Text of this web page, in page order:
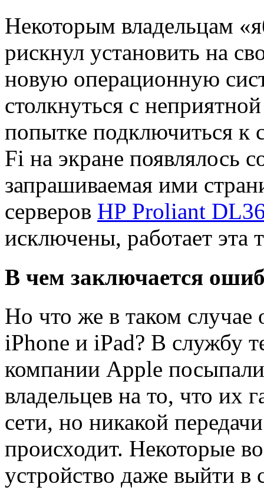
Некоторым владельцам
рискнул установить на
новую операционную
столкнуться с
попытке подключиться к
Fi на экране появлялось
запрашиваемая ими
серверов HP Proliant
исключены, работает эта
В чем заключается
Но что же в таком случае
iPhone и iPad? В службу
компании Apple
владельцев на то, что их
сети, но никакой
происходит. Некоторые
устройство даже выйти в